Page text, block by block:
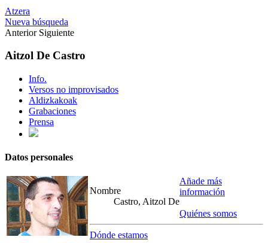
Atzera
Nueva búsqueda
Anterior Siguiente
Aitzol De Castro
Info.
Versos no improvisados
Aldizkakoak
Grabaciones
Prensa
Datos personales
Nombre
Castro, Aitzol De
Añade más
información
Quiénes somos
Dónde estamos